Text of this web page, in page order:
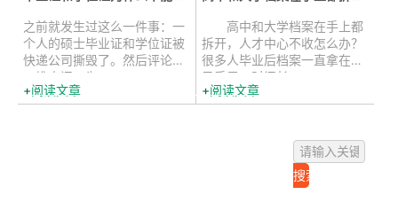
之前就发生过这么一件事：一
个人的硕士毕业证和学位证被
快递公司撕毁了。然后评论区
一堆人问：为...
阅读文章
高中和大学档案在手上都
拆开，人才中心不收怎么办？
很多人毕业后档案一直拿在自
己手里，时间长...
阅读文章